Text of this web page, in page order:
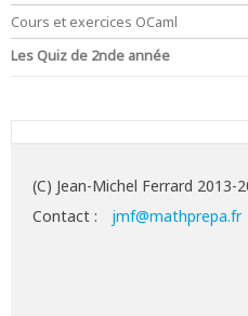
Cours et exercices OCaml
Les Quiz de 2nde année
(C) Jean-Michel Ferrard 2013-
Contact :
jmf@mathprepa.fr